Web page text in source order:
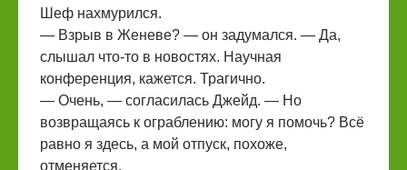
Шеф нахмурился.
— Взрыв в Женеве? — он задумался. — Да,
слышал что-то в новостях. Научная
конференция, кажется. Трагично.
— Очень, — согласилась Джейд. — Но
возвращаясь к ограблению: могу я помочь? Всё
равно я здесь, а мой отпуск, похоже,
отменяется.